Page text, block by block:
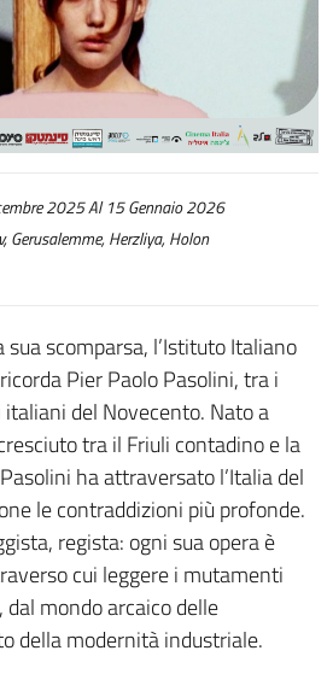
2025 Al 15 Gennaio 2026
Gerusalemme, Herzliya, Holon
sua scomparsa, l’Istituto Italiano
Pier Paolo Pasolini, tra i
del Novecento. Nato a
tra il Friuli contadino e la
ha attraversato l’Italia del
le contraddizioni più profonde.
regista: ogni sua opera è
cui leggere i mutamenti
mondo arcaico delle
della modernità industriale.